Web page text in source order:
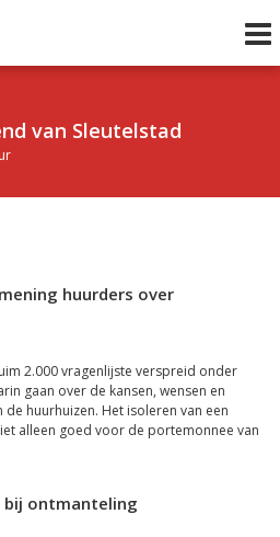
van Sleutelstad
huurders over
2.000 vragenlijste verspreid onder
gaan over de kansen, wensen en
huurhuizen. Het isoleren van een
alleen goed voor de portemonnee van
bij ontmanteling